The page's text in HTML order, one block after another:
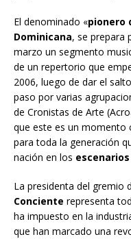
El denominado «pionero
Dominicana, se prepara
marzo un segmento
de un repertorio que
2006, luego de dar el
paso por varias
de Cronistas de Arte
que este es un momento
para toda la generación
nación en los
La presidenta del gremio
Conciente representa
ha impuesto en la
que han marcado una